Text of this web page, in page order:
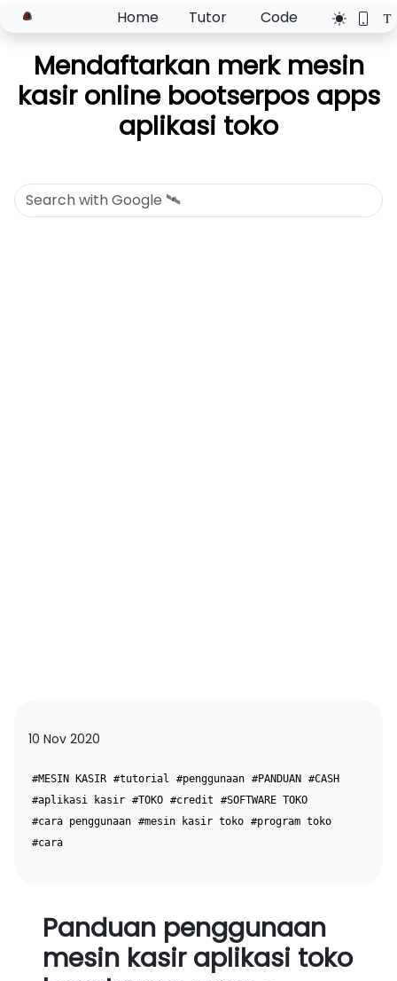
Home Tutor Code
Mendaftarkan merk mesin
kasir online bootserpos apps
aplikasi toko
10 Nov 2020
#MESIN KASIR #tutorial #penggunaan #PANDUAN #CASH
#aplikasi kasir #TOKO #credit
#SOFTWARE TOKO
#cara penggunaan #mesin kasir toko #program toko
#cara
Panduan penggunaan
mesin kasir aplikasi toko